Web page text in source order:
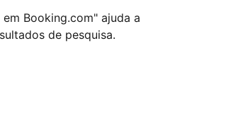
Booking.com" ajuda a
de pesquisa.